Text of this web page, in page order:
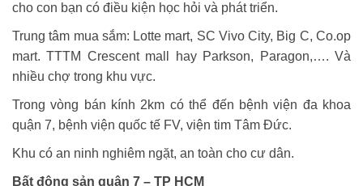
cho con bạn có điều kiện học hỏi và phát triển.
Trung tâm mua sắm: Lotte mart, SC Vivo City, Big C, Co.op
mart. TTTM Crescent mall hay Parkson, Paragon,…. Và
nhiều chợ trong khu vực.
Trong vòng bán kính 2km có thể đến bệnh viện đa khoa
quận 7, bệnh viện quốc tế FV, viện tim Tâm Đức.
Khu có an ninh nghiêm ngặt, an toàn cho cư dân.
Bất động sản quận 7 – TP HCM